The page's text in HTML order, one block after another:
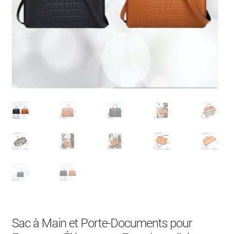
À Propos
Search Button
Sac à Main et Porte-Documents pour